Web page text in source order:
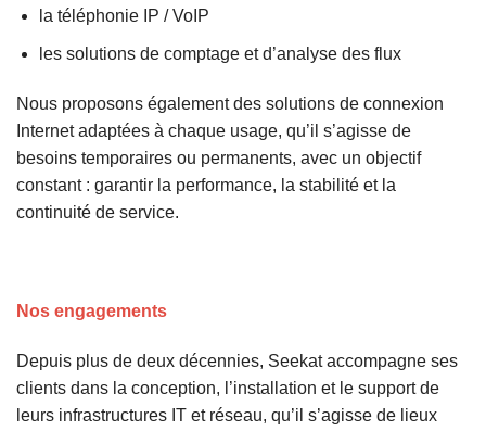
la téléphonie IP / VoIP
les solutions de comptage et d’analyse des flux
Nous proposons également des solutions de connexion
Internet adaptées à chaque usage, qu’il s’agisse de
besoins temporaires ou permanents, avec un objectif
constant : garantir la performance, la stabilité et la
continuité de service.
Nos engagements
Depuis plus de deux décennies, Seekataccompagne ses
clients dans la conception, l’installation et le supportde
leurs infrastructures IT et réseau, qu’il s’agisse de lieux